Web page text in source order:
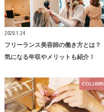
2020.1.24
フリーランス美容師の働き方とは？
気になる年収やメリットも紹介！
COLUMN